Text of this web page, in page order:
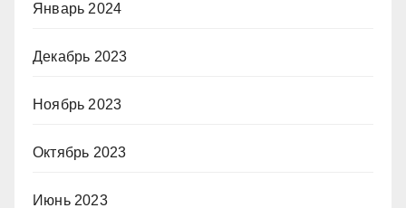
Январь 2024
Декабрь 2023
Ноябрь 2023
Октябрь 2023
Июнь 2023